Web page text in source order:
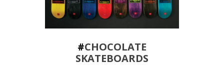
#CHOCOLATE
SKATEBOARDS